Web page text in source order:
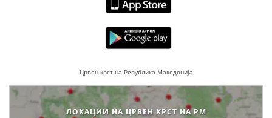
Црвен крст на Република Македонија
ЛОКАЦИИ НА ЦРВЕН КРСТ НА РМ